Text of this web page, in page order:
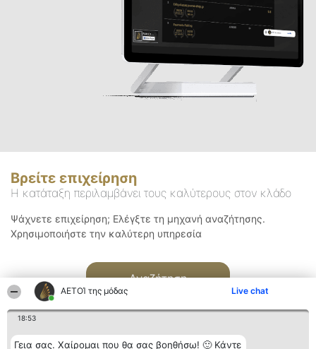
ΑΕΤΟΊ της μόδας Live chat
18:53
Γεια σας. Χαίρομαι που θα σας βοηθήσω! 🙂 Κάντε
Βρείτε επιχείρηση
Η κατάταξη περιλαμβάνει τους καλύτερους στον κλάδο
Ψάχνετε επιχείρηση; Ελέγξτε τη μηχανή αναζήτησης.
Χρησιμοποιήστε την καλύτερη υπηρεσία
Αναζήτηση